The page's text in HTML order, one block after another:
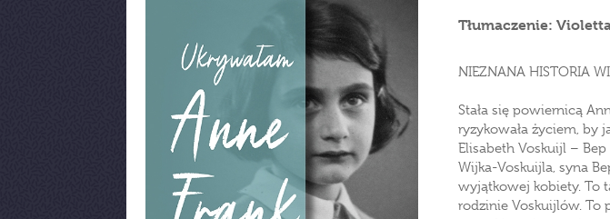
Tłumaczenie:
NIEZNANA HISTORIA
Stała się powiernicą
ryzykowała życiem, by
Elisabeth Voskuijl –
Wijka-Voskuijla, syna
wyjątkowej kobiety. To
rodzinie Voskuijlów. To